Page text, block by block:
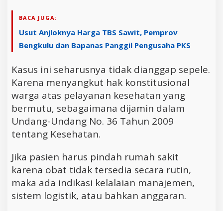
BACA JUGA:
Usut Anjloknya Harga TBS Sawit, Pemprov
Bengkulu dan Bapanas Panggil Pengusaha PKS
Kasus ini seharusnya tidak dianggap sepele.
Karena menyangkut hak konstitusional
warga atas pelayanan kesehatan yang
bermutu, sebagaimana dijamin dalam
Undang-Undang No. 36 Tahun 2009
tentang Kesehatan.
Jika pasien harus pindah rumah sakit
karena obat tidak tersedia secara rutin,
maka ada indikasi kelalaian manajemen,
sistem logistik, atau bahkan anggaran.